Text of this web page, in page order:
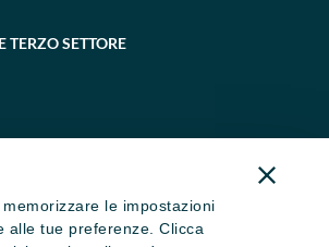
le impostazioni
alle tue preferenze. Clicca
TERZO SETTORE